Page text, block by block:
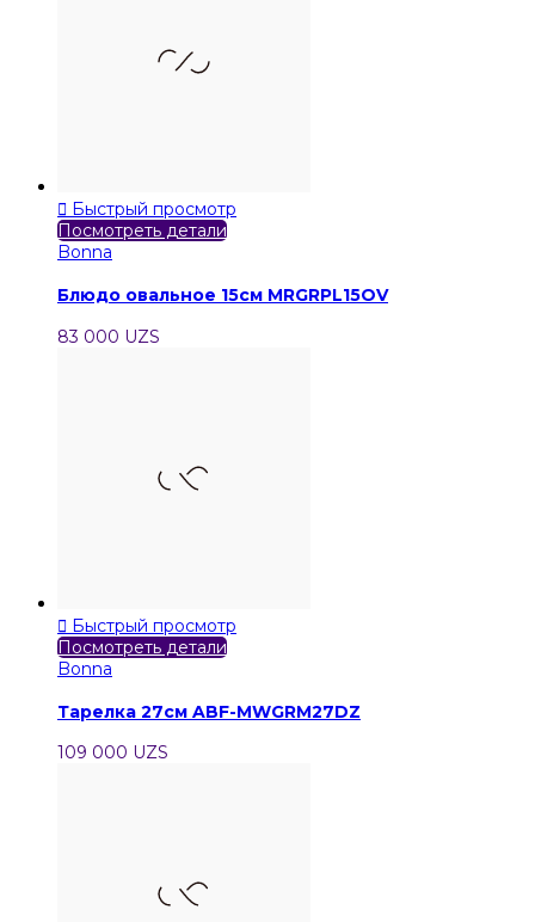
 Быстрый просмотр
Посмотреть детали
Bonna
Блюдо овальное 15см MRGRPL15OV
83 000 UZS
 Быстрый просмотр
Посмотреть детали
Bonna
Тарелка 27см ABF-MWGRM27DZ
109 000 UZS